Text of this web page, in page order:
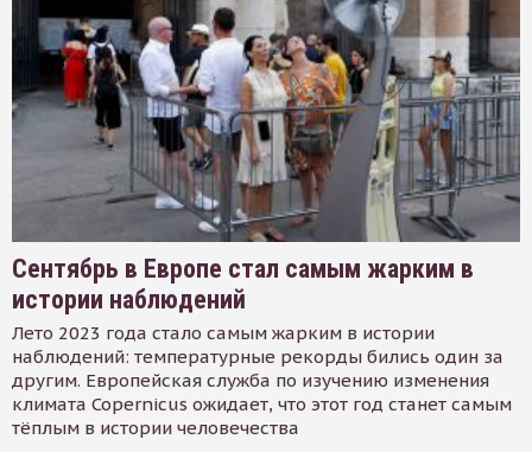
Сентябрь в Европе стал самым жарким в
истории наблюдений
Лето 2023 года стало самым жарким в истории
наблюдений: температурные рекорды бились один за
другим. Европейская служба по изучению изменения
климата Copernicus ожидает, что этот год станет самым
тёплым в истории человечества